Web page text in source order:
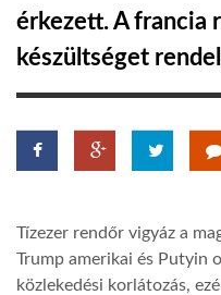
TROPICALMAGAZIN
GLOBOTV
AFRIKA TUDÁSTÁR
A NAP SZÉPE
érkezett. A francia
készültséget
Tízezer rendőr vigyáz a
Trump amerikai és Putyin
közlekedési korlátozás,